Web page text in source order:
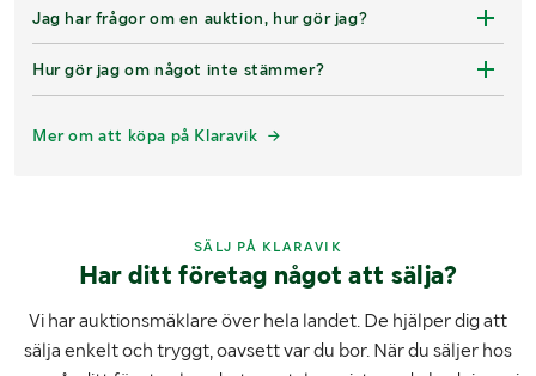
Jag har frågor om en auktion, hur gör jag?
Hur gör jag om något inte stämmer?
Mer om att köpa på Klaravik
SÄLJ PÅ KLARAVIK
Har ditt företag något att sälja?
Vi har auktionsmäklare över hela landet. De hjälper dig att
sälja enkelt och tryggt, oavsett var du bor. När du säljer hos